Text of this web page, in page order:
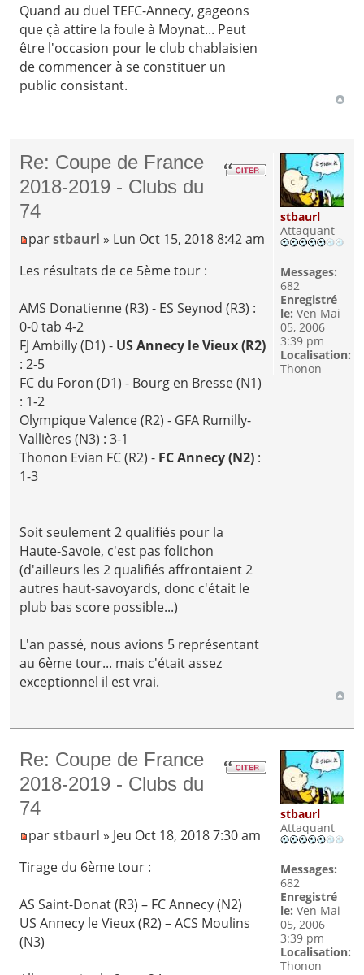
Quand au duel TEFC-Annecy, gageons
que çà attire la foule à Moynat... Peut
être l'occasion pour le club chablaisien
de commencer à se constituer un
public consistant.
Re: Coupe de France
2018-2019 - Clubs du
74
parstbaurl » Lun Oct 15, 2018 8:42 am
Les résultats de ce 5ème tour :
AMS Donatienne (R3) - ES Seynod (R3) :
0-0 tab 4-2
FJ Ambilly (D1) - US Annecy le Vieux (R2)
: 2-5
FC du Foron (D1) - Bourg en Bresse (N1)
: 1-2
Olympique Valence (R2) - GFA Rumilly-
Vallières (N3) : 3-1
Thonon Evian FC (R2) - FC Annecy (N2) :
1-3
Soit seulement 2 qualifiés pour la
Haute-Savoie, c'est pas folichon
(d'ailleurs les 2 qualifiés affrontaient 2
autres haut-savoyards, donc c'était le
plub bas score possible...)
L'an passé, nous avions 5 représentant
au 6ème tour... mais c'était assez
exceptionnel il est vrai.
stbaurl
Attaquant
Messages:
682
Enregistré
le: Ven Mai
05, 2006
3:39 pm
Localisation:
Thonon
Re: Coupe de France
2018-2019 - Clubs du
74
parstbaurl » Jeu Oct 18, 2018 7:30 am
Tirage du 6ème tour :
AS Saint-Donat (R3) – FC Annecy (N2)
US Annecy le Vieux (R2) – ACS Moulins
(N3)
stbaurl
Attaquant
Messages:
682
Enregistré
le: Ven Mai
05, 2006
3:39 pm
Localisation:
Thonon